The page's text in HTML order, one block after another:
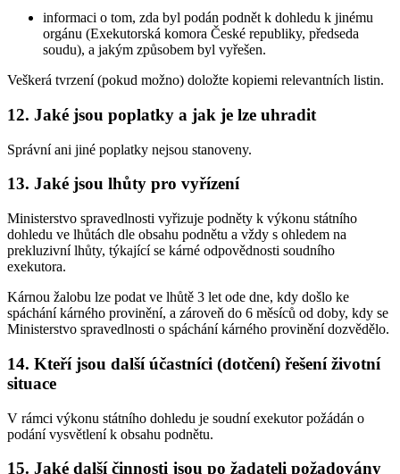
informaci o tom, zda byl podán podnět k dohledu k jinému
orgánu (Exekutorská komora České republiky, předseda
soudu), a jakým způsobem byl vyřešen.
Veškerá tvrzení (pokud možno) doložte kopiemi relevantních listin.
12. Jaké jsou poplatky a jak je lze uhradit
Správní ani jiné poplatky nejsou stanoveny.
13. Jaké jsou lhůty pro vyřízení
Ministerstvo spravedlnosti vyřizuje podněty k výkonu státního
dohledu ve lhůtách dle obsahu podnětu a vždy s ohledem na
prekluzivní lhůty, týkající se kárné odpovědnosti soudního
exekutora.
Kárnou žalobu lze podat ve lhůtě 3 let ode dne, kdy došlo ke
spáchání kárného provinění, a zároveň do 6 měsíců od doby, kdy se
Ministerstvo spravedlnosti o spáchání kárného provinění dozvědělo.
14. Kteří jsou další účastníci (dotčení) řešení životní
situace
V rámci výkonu státního dohledu je soudní exekutor požádán o
podání vysvětlení k obsahu podnětu.
15. Jaké další činnosti jsou po žadateli požadovány